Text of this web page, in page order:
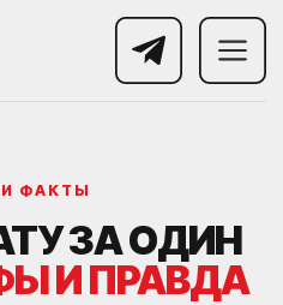
И ФАКТЫ
ЗА ОДИН
И ПРАВДА